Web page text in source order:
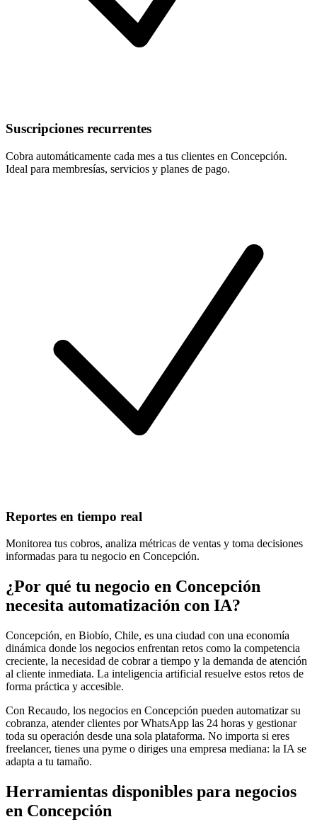
Suscripciones recurrentes
Cobra automáticamente cada mes a tus clientes en Concepción.
Ideal para membresías, servicios y planes de pago.
Reportes en tiempo real
Monitorea tus cobros, analiza métricas de ventas y toma decisiones
informadas para tu negocio en Concepción.
¿Por qué tu negocio en Concepción
necesita automatización con IA?
Concepción, en Biobío, Chile, es una ciudad con una economía
dinámica donde los negocios enfrentan retos como la competencia
creciente, la necesidad de cobrar a tiempo y la demanda de atención
al cliente inmediata. La inteligencia artificial resuelve estos retos de
forma práctica y accesible.
Con Recaudo, los negocios en Concepción pueden automatizar su
cobranza, atender clientes por WhatsApp las 24 horas y gestionar
toda su operación desde una sola plataforma. No importa si eres
freelancer, tienes una pyme o diriges una empresa mediana: la IA se
adapta a tu tamaño.
Herramientas disponibles para negocios
en Concepción